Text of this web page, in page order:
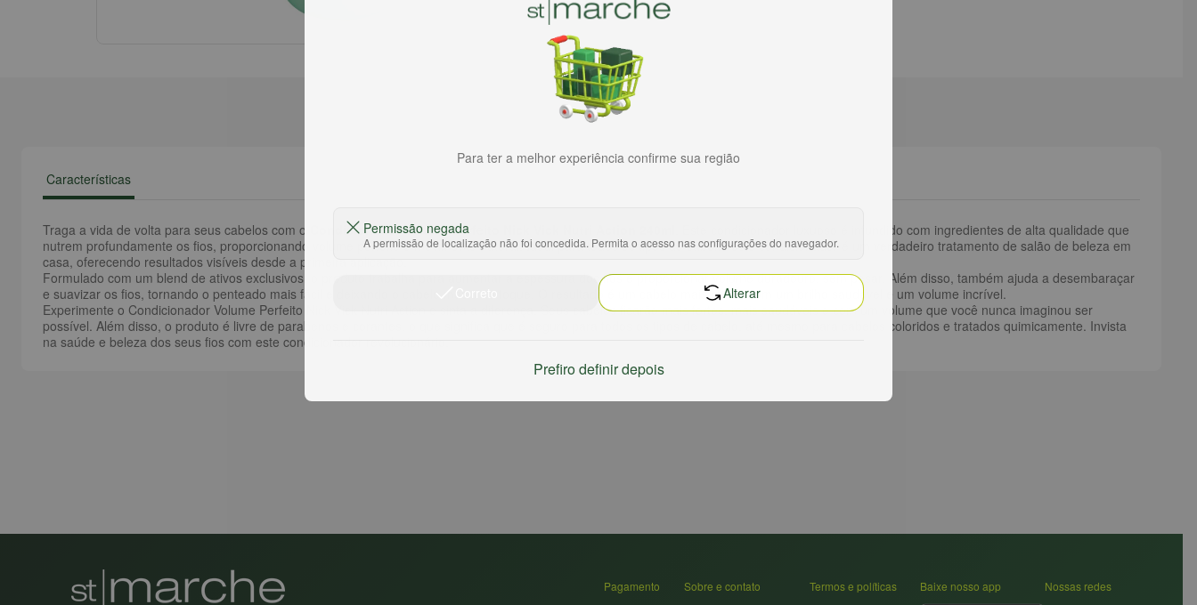
Características
Traga a vida de volta para seus cabelos com o Condicionador Volume Perfeito Nick Vick Nutri Action 240ml
. Este condicionador luxuoso é infundido com ingredientes de alta qualidade que
nutrem profundamente os fios, proporcionando volume perfeito e movimento natural. Ideal para todos os tipos de cabelo, este condicionador é um verdadeiro tratamento de salão de beleza em
casa, oferecendo resultados visíveis desde a primeira aplicação.
Formulado com um blend de ativos exclusivos, o produto trabalha para aumentar a espessura dos fios e proporcionar volume duradouro, sem pesar. Além disso, também ajuda a desembaraçar
e suavizar os fios, tornando o penteado mais fácil e deixando o cabelo macio ao toque. O resultado é um cabelo mais cheio, com um brilho saudável e um volume incrível.
Experimente o Condicionador Volume Perfeito Nick Vick Nutri Action e sinta a diferença. Seus cabelos ficarão mais fortes, mais saudáveis e com um volume que você nunca imaginou ser
possível. Além disso, o produto é livre de parabenos e corantes, o que significa que é seguro para todos os tipos de cabelo, até mesmo para cabelos coloridos e tratados quimicamente. Invista
na saúde e beleza dos seus fios com este condicionador revolucionário.
Pagamento Sobre e contato Termos e políticas Baixe nosso app Nossas redes
Para ter a melhor experiência confirme sua região
Permissão negada
A permissão de localização não foi concedida. Permita o acesso nas configurações do navegador.
Alterar
Prefiro definir depois